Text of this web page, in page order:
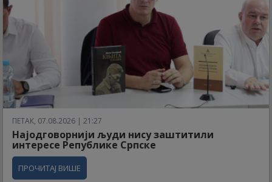
ПЕТАК, 07.08.2026 | 21:27
Најодговорнији људи нису заштитили
интересе Републике Српске
ПРОЧИТАЈ ВИШЕ